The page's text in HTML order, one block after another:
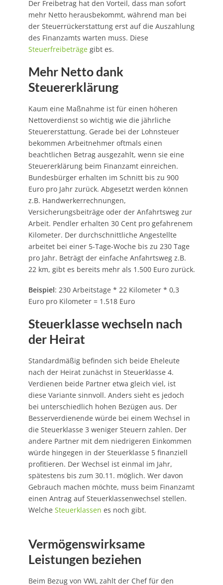
Der Freibetrag hat den Vorteil, dass man sofort
mehr Netto herausbekommt, während man bei
der Steuerrückerstattung erst auf die Auszahlung
des Finanzamts warten muss. Diese
Steuerfreibeträgegibt es.
Mehr Netto dank
Steuererklärung
Kaum eine Maßnahme ist für einen höheren
Nettoverdienst so wichtig wie die jährliche
Steuererstattung. Gerade bei der Lohnsteuer
bekommen Arbeitnehmer oftmals einen
beachtlichen Betrag ausgezahlt, wenn sie eine
Steuererklärung beim Finanzamt einreichen.
Bundesbürger erhalten im Schnitt bis zu 900
Euro pro Jahr zurück. Abgesetzt werden können
z.B. Handwerkerrechnungen,
Versicherungsbeiträge oder der Anfahrtsweg zur
Arbeit. Pendler erhalten 30 Cent pro gefahrenem
Kilometer. Der durchschnittliche Angestellte
arbeitet bei einer 5-Tage-Woche bis zu 230 Tage
pro Jahr. Beträgt der einfache Anfahrtsweg z.B.
22 km, gibt es bereits mehr als 1.500 Euro zurück.
Beispiel: 230 Arbeitstage * 22 Kilometer * 0,3
Euro pro Kilometer = 1.518 Euro
Steuerklasse wechseln nach
der Heirat
Standardmäßig befinden sich beide Eheleute
nach der Heirat zunächst in Steuerklasse 4.
Verdienen beide Partner etwa gleich viel, ist
diese Variante sinnvoll. Anders sieht es jedoch
bei unterschiedlich hohen Bezügen aus. Der
Besserverdienende würde bei einem Wechsel in
die Steuerklasse 3 weniger Steuern zahlen. Der
andere Partner mit dem niedrigeren Einkommen
würde hingegen in der Steuerklasse 5 finanziell
profitieren. Der Wechsel ist einmal im Jahr,
spätestens bis zum 30.11. möglich. Wer davon
Gebrauch machen möchte, muss beim Finanzamt
einen Antrag auf Steuerklassenwechsel stellen.
Welche Steuerklassen es noch gibt.
Vermögenswirksame
Leistungen beziehen
Beim Bezug von VWL zahlt der Chef für den